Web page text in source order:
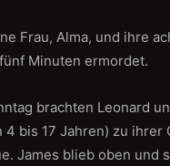
Frau, Alma, und ihre
Minuten ermordet.
brachten Leonard
4 bis 17 Jahren) zu
James blieb oben und